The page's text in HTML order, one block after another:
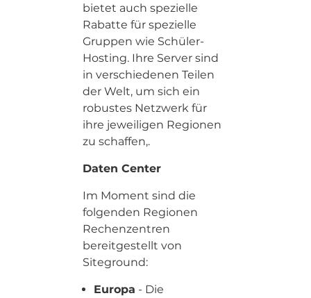
bietet auch spezielle
Rabatte für spezielle
Gruppen wie Schüler-
Hosting. Ihre Server sind
in verschiedenen Teilen
der Welt, um sich ein
robustes Netzwerk für
ihre jeweiligen Regionen
zu schaffen,.
Daten Center
Im Moment sind die
folgenden Regionen
Rechenzentren
bereitgestellt von
Siteground:
Europa - Die